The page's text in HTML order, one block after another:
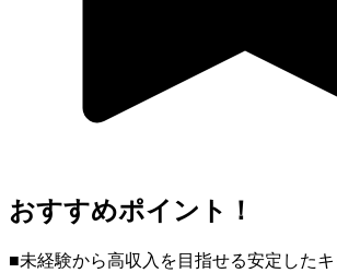
おすすめポイント！
■未経験から高収入を目指せる安定した